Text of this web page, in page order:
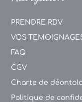
PRENDRE RDV
VOS
FAQ
CGV
Charte de
Politique de